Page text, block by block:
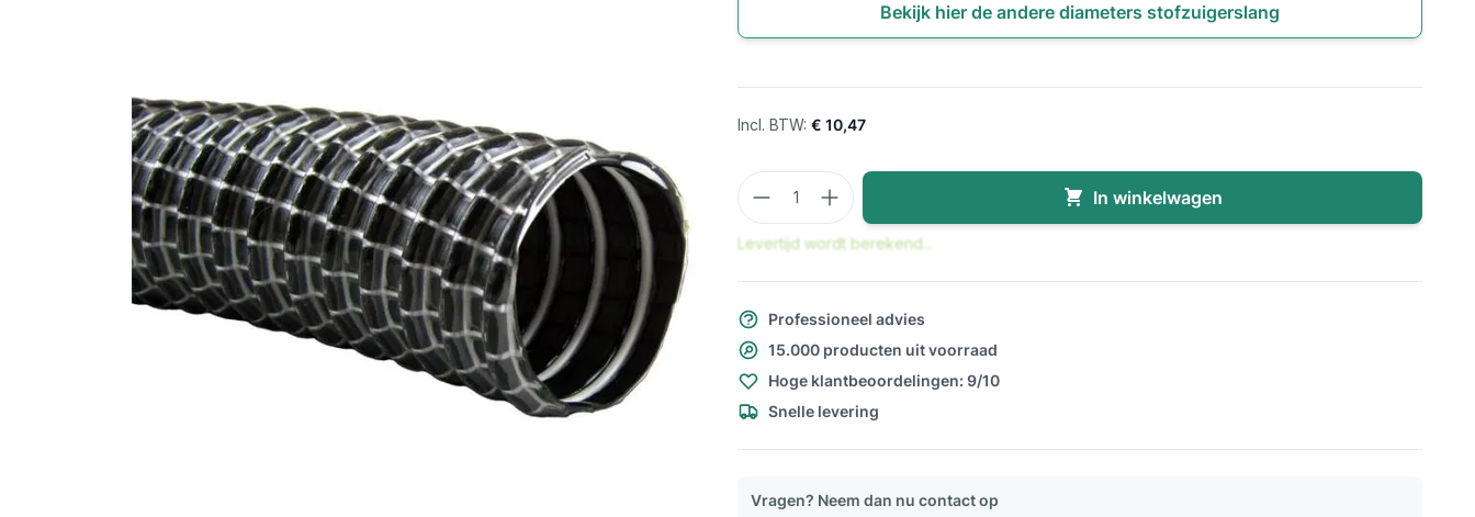
Bekijk hier de andere diameters stofzuigerslang
€ 10,47
Aantal
In winkelwagen
Levertijd wordt berekend...
Professioneel advies
15.000 producten uit voorraad
Hoge klantbeoordelingen: 9/10
Snelle levering
Vragen? Neem dan nu contact op